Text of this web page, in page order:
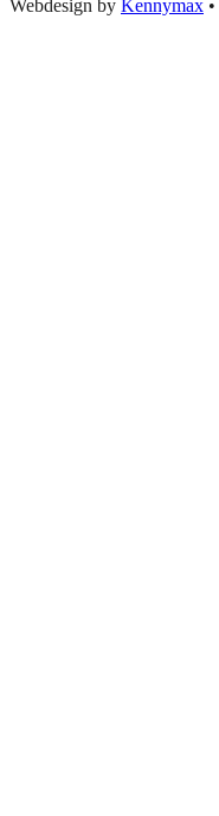
Webdesign by Kennymax •